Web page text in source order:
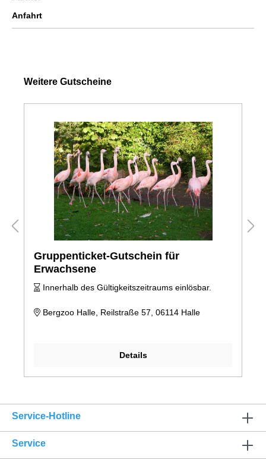
Anfahrt
Weitere Gutscheine
Gruppenticket-Gutschein für
Erwachsene
Innerhalb des Gültigkeitszeitraums einlösbar.
Bergzoo Halle, Reilstraße 57, 06114 Halle
Details
Service-Hotline
Service